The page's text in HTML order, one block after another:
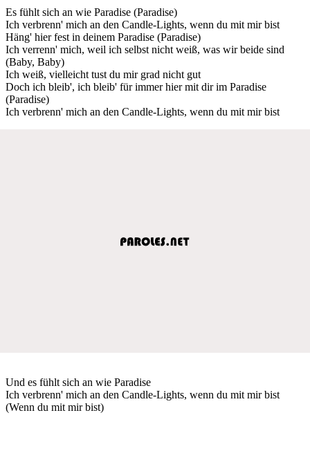
Es fühlt sich an wie Paradise (Paradise)
Ich verbrenn' mich an den Candle-Lights, wenn du mit mir bist
Häng' hier fest in deinem Paradise (Paradise)
Ich verrenn' mich, weil ich selbst nicht weiß, was wir beide sind
(Baby, Baby)
Ich weiß, vielleicht tust du mir grad nicht gut
Doch ich bleib', ich bleib' für immer hier mit dir im Paradise
(Paradise)
Ich verbrenn' mich an den Candle-Lights, wenn du mit mir bist
Und es fühlt sich an wie Paradise
Ich verbrenn' mich an den Candle-Lights, wenn du mit mir bist
(Wenn du mit mir bist)